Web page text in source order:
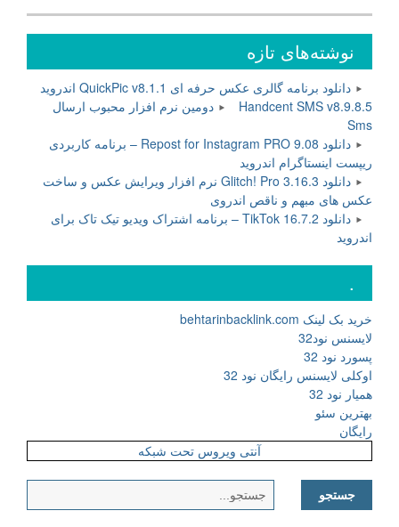
نوشته‌های تازه
دانلود برنامه گالری عکس حرفه ای QuickPic v8.1.1 اندروید
Handcent SMS v8.9.8.5 دومین نرم افزار محبوب ارسال
Sms
دانلود Repost for Instagram PRO 9.08 – برنامه کاربردی
ریپست اینستاگرام اندروید
دانلود Glitch! Pro 3.16.3 نرم افزار ویرایش عکس و ساخت
عکس های مبهم و ناقص اندروی
دانلود TikTok 16.7.2 – برنامه اشتراک ویدیو تیک تاک برای
اندروید
.
خرید بک لینک behtarinbacklink.com
لایسنس نود32
پسورد نود 32
اوکلی لایسنس رایگان نود 32
همیار نود 32
بهترین سئو
رایگان
آنتی ویروس تحت شبکه
برای: